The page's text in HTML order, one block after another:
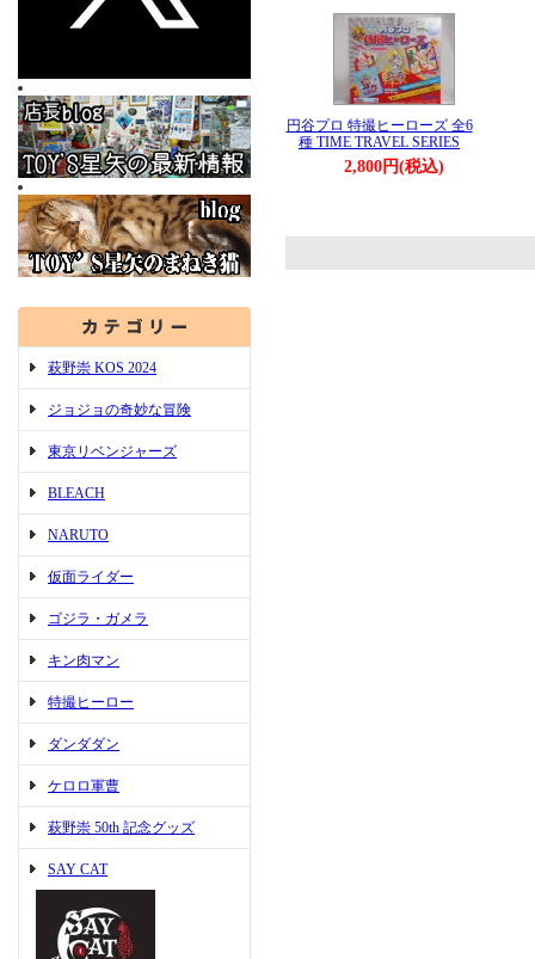
萩野崇 KOS 2024
ジョジョの奇妙な冒険
東京リベンジャーズ
BLEACH
NARUTO
仮面ライダー
ゴジラ・ガメラ
キン肉マン
特撮ヒーロー
ダンダダン
ケロロ軍曹
萩野崇 50th 記念グッズ
SAY CAT
円谷プロ 特撮ヒーローズ 全6
種 TIME TRAVEL SERIES
2,800円(税込)